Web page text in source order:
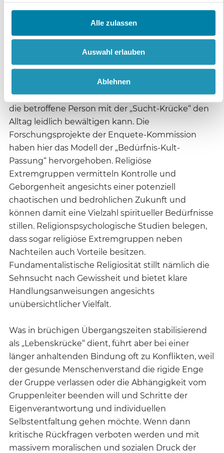
Alle zulassen
Auswahl erlauben
Ablehnen
selbst, sondern eher Angehörige von
Verdacht einer „Gehirnwäsche“), kann das die
betroffene Person nicht verstehen, weil die Gruppe
vordergründig die individuellen Bedürfnisse exakt
befriedigt. Auch bei einer Suchterkrankung leiden
in der ersten Phase die Angehörigen viel mehr, weil
die betroffene Person mit der „Sucht-Krücke“ den
Alltag leidlich bewältigen kann. Die
Forschungsprojekte der Enquete-Kommission
haben hier das Modell der „Bedürfnis-Kult-
Passung“ hervorgehoben. Religiöse
Extremgruppen vermitteln Kontrolle und
Geborgenheit angesichts einer potenziell
chaotischen und bedrohlichen Zukunft und
können damit eine Vielzahl spiritueller Bedürfnisse
stillen. Religionspsychologische Studien belegen,
dass sogar religiöse Extremgruppen neben
Nachteilen auch Vorteile besitzen.
Fundamentalistische Religiosität stillt nämlich die
Sehnsucht nach Gewissheit und bietet klare
Handlungsanweisungen angesichts
unübersichtlicher Vielfalt.
Was in brüchigen Übergangszeiten stabilisierend
als „Lebenskrücke“ dient, führt aber bei einer
länger anhaltenden Bindung oft zu Konflikten, weil
der gesunde Menschenverstand die rigide Enge
der Gruppe verlassen oder die Abhängigkeit vom
Gruppenleiter beenden will und Schritte der
Eigenverantwortung und individuellen
Selbstentfaltung gehen möchte. Wenn dann
kritische Rückfragen verboten werden und mit
massivem moralischen und sozialen Druck der